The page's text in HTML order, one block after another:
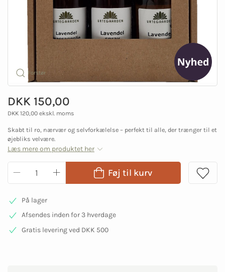
Forstør
DKK 150,00
DKK 120,00 ekskl. moms
Skabt til ro, nærvær og selvforkælelse – perfekt til alle, der trænger til et
øjebliks velvære.
Læs mere om produktet her
Føj til kurv
På lager
Afsendes inden for 3 hverdage
Gratis levering ved DKK 500